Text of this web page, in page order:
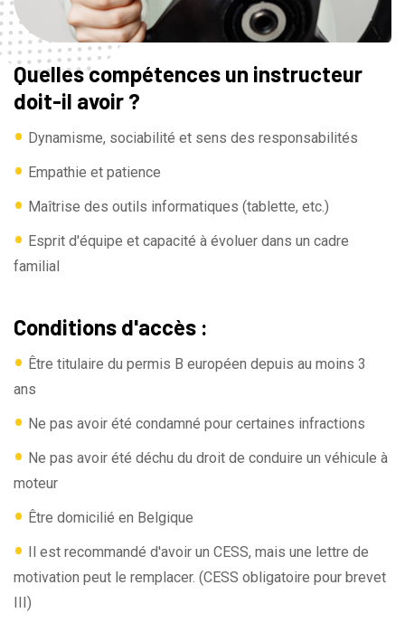
Quelles compétences un instructeur
doit-il avoir ?
• Dynamisme, sociabilité et sens des responsabilités
• Empathie et patience
• Maîtrise des outils informatiques (tablette, etc.)
• Esprit d'équipe et capacité à évoluer dans un cadre
familial
Conditions d'accès :
• Être titulaire du permis B européen depuis au moins 3
ans
• Ne pas avoir été condamné pour certaines infractions
• Ne pas avoir été déchu du droit de conduire un véhicule à
moteur
• Être domicilié en Belgique
•
Il est recommandé d'avoir un CESS, mais une lettre de
motivation peut le remplacer. (CESS obligatoire pour brevet
III)